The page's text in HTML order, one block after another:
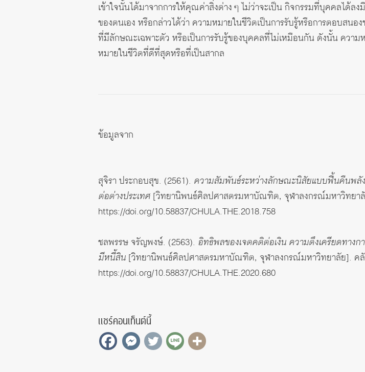
เข้าใจนั้นได้มาจากการให้คุณค่าสิ่งต่าง ๆ ไม่ว่าจะเป็น กิจกรรมที่บุคคลได้
ของตนเอง หรือกล่าวได้ว่า ความหมายในชีวิตเป็นการรับรู้หรือการตอบส
ที่มีลักษณะเฉพาะตัว หรือเป็นการรับรู้ของบุคคลที่ไม่เหมือนกัน ดังนั้น ควา
หมายในชีวิตที่ดีที่สุดหรือที่เป็นสากล
ข้อมูลจาก
สุจิรา ประกอบสุข. (2561). ความสัมพันธ์ระหว่างลักษณะนิสัยแบบฟื้นคืนพลั
ต่อต่างประเทศ [วิทยานิพนธ์ศิลปศาสตรมหาบัณฑิต, จุฬาลงกรณ์มหาวิทยา
https://doi.org/10.58837/CHULA.THE.2018.758
ชลพรรษ จรัญพงษ์. (2563). อิทธิพลของเจตคติต่อเงิน ความตึงเครียดทาง
มีหนี้สิน [วิทยานิพนธ์ศิลปศาสตรมหาบัณฑิต, จุฬาลงกรณ์มหาวิทยาลัย]. ค
https://doi.org/10.58837/CHULA.THE.2020.680
แชร์คอนเท็นต์นี้